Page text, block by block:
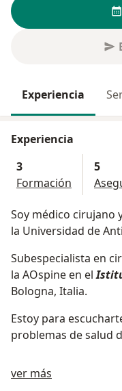
Experiencia
Experiencia
3
Formación
5
Soy médico cirujano
la Universidad de
Subespecialista en
la AOspine en el
Bologna, Italia.
Estoy para
problemas de salud
ver más